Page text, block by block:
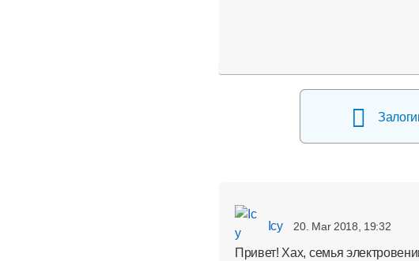
Icy 20. Mar 2018, 19:32
Привет! Хах, семья